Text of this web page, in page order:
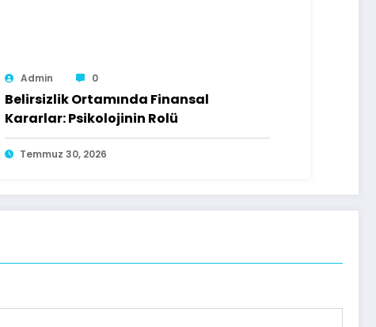
Admin 0
Belirsizlik Ortamında Finansal
Kararlar: Psikolojinin Rolü
Temmuz 30, 2026